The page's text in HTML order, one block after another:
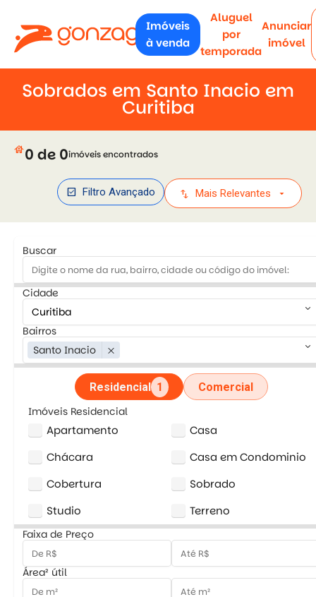
Imóveis
à venda
Aluguel
por
temporada
Anunciar
imóvel
Sobrados em Santo Inacio em
Curitiba
house0 de 0imóveis encontrados
check_box Filtro Avançado swap_vert Mais Relevantes arrow_drop_down
Buscar
Cidade
keyboard_arrow_down
Bairros
Santo Inacio
close keyboard_arrow_down
Residencial 1 Comercial
Imóveis Residencial
Apartamento
Casa
Chácara
Casa em Condominio
Cobertura
Sobrado
Studio
Terreno
Faixa de Preço
Área² útil